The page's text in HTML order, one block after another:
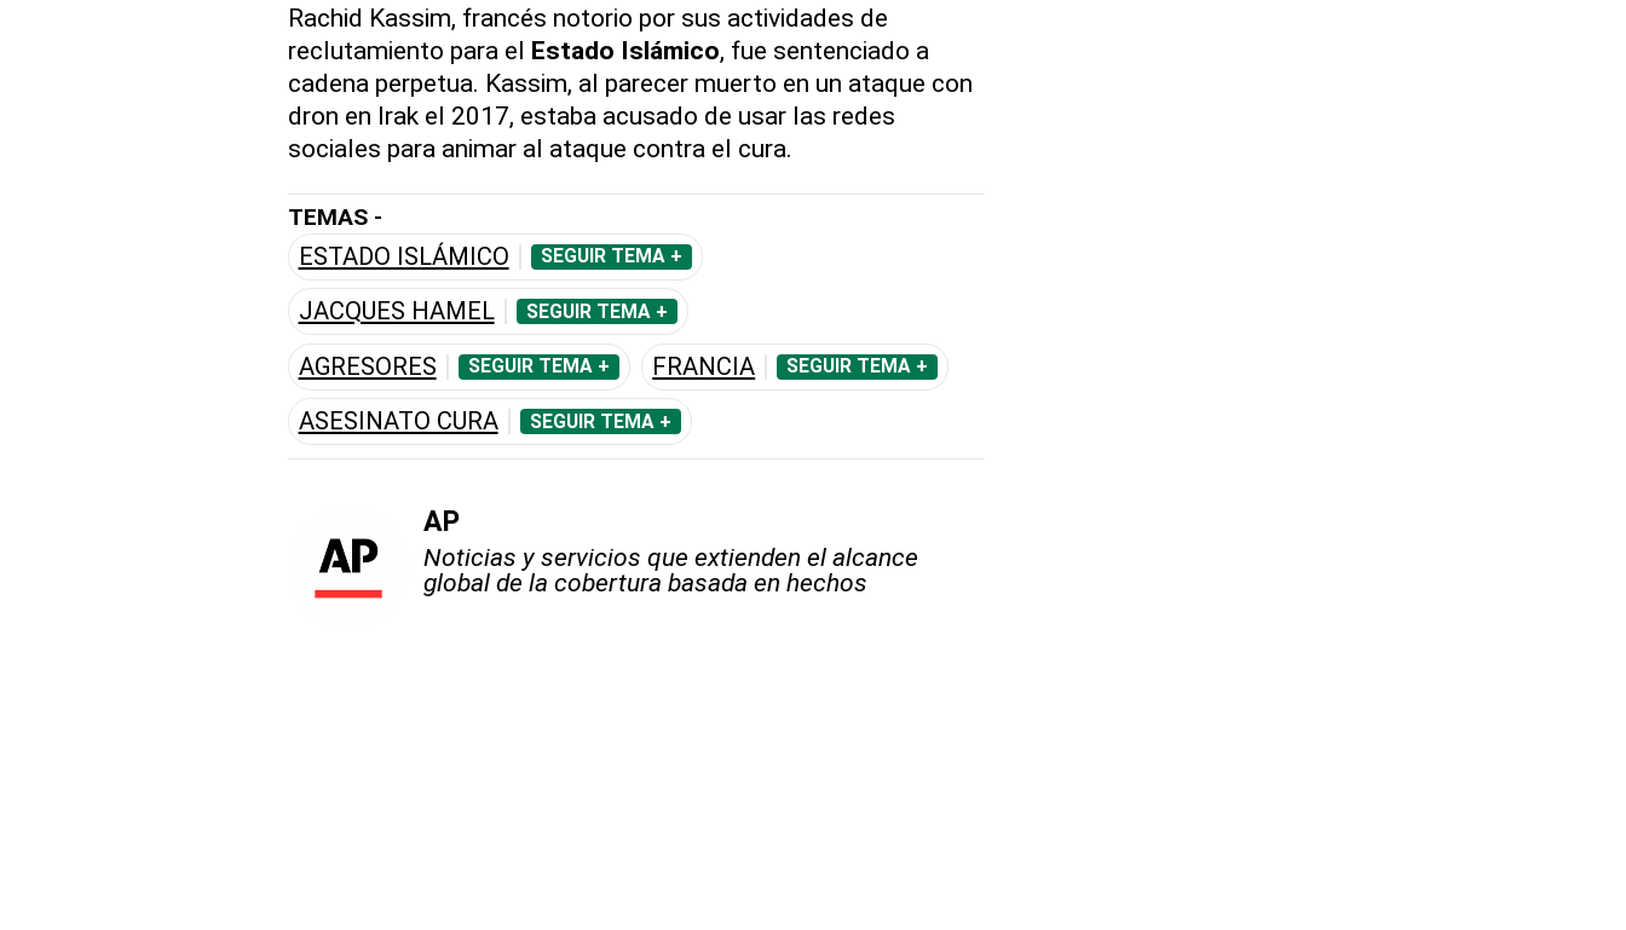
Rachid Kassim, francés notorio por sus actividades de
reclutamiento para el Estado Islámico, fue sentenciado a
cadena perpetua. Kassim, al parecer muerto en un ataque con
dron en Irak el 2017, estaba acusado de usar las redes
sociales para animar al ataque contra el cura.
TEMAS -
ESTADO ISLÁMICO SEGUIR TEMA +
JACQUES HAMEL SEGUIR TEMA +
AGRESORES SEGUIR TEMA + FRANCIA SEGUIR TEMA +
ASESINATO CURA SEGUIR TEMA +
AP
Noticias y servicios que extienden el alcance
global de la cobertura basada en hechos